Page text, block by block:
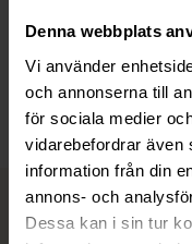
Denna webbplats
Vi använder
och annonserna till
för sociala medier
vidarebefordrar även
information från din
annons- och
Dessa kan i sin tur
För mer info
på